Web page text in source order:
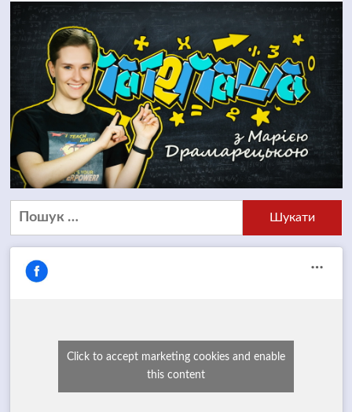
Пошук:
Click to accept marketing cookies and enable
this content